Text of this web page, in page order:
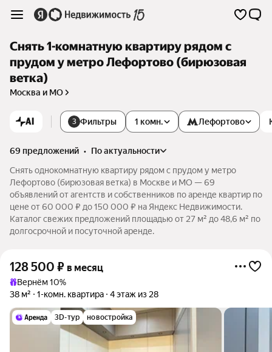
Снять 1-комнатную квартиру рядом с
прудом у метро Лефортово (бирюзовая
ветка)
Москва и МО
AI 3 Фильтры 1 комн. Лефортово
69 предложений •
по актуальности
Снять однокомнатную квартиру рядом с прудом у метро
Лефортово (бирюзовая ветка) в Москве и МО — 69
объявлений от агентств и собственников по аренде квартир по
цене от 60 000 ₽ до 150 000 ₽ на Яндекс Недвижимости.
Каталог свежих предложений площадью от 27 м² до 48,6 м² по
долгосрочной и посуточной аренде.
128 500 ₽ в месяц
Вернём 10%
38 м²
1-комн. квартира 4 этаж из 28
3D-тур новостройка